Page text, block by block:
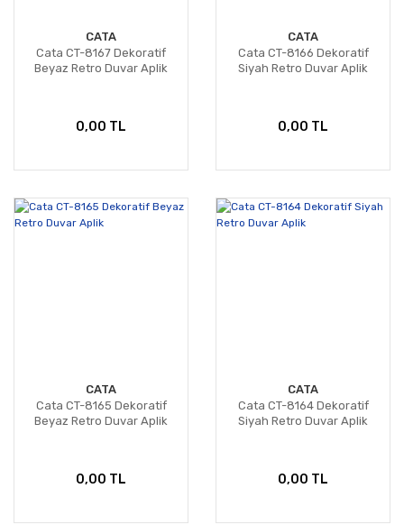
CATA
Cata CT-8167 Dekoratif
Beyaz Retro Duvar Aplik
0,00 TL
CATA
Cata CT-8166 Dekoratif
Siyah Retro Duvar Aplik
0,00 TL
CATA
Cata CT-8165 Dekoratif
Beyaz Retro Duvar Aplik
0,00 TL
CATA
Cata CT-8164 Dekoratif
Siyah Retro Duvar Aplik
0,00 TL